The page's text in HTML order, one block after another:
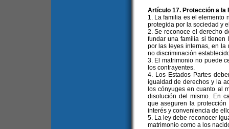
Artículo 17. Protección a la
1. La familia es el elemento
protegida por la sociedad y
2. Se reconoce el derecho
fundar una familia si
por las leyes internas, en
no discriminación
3. El matrimonio no puede
los contrayentes.
4. Los Estados Partes
igualdad de derechos y la
los cónyuges en cuanto al
disolución del mismo. En
que aseguren la
interés y conveniencia de
5. La ley debe reconocer
matrimonio como a los